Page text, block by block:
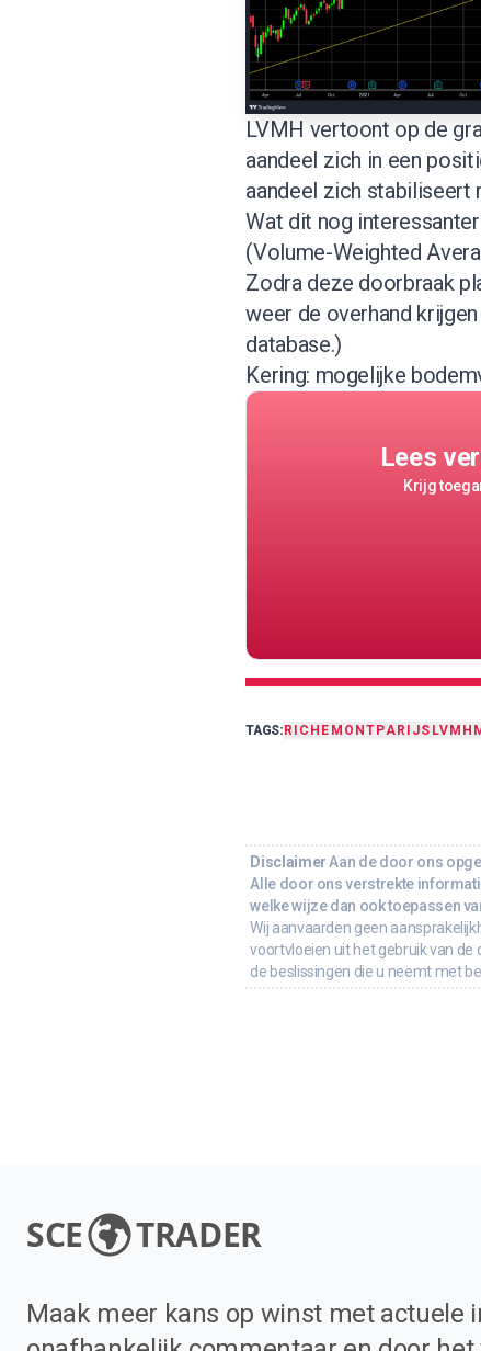
LVMH vertoont op de
aandeel zich in een
aandeel zich stabiliseert
Wat dit nog
(Volume-Weighted
Zodra deze doorbraak
weer de overhand
database.)
Kering: mogelijke
Lees
Krijg
TAGS: RICHEMONT PARIJS LVMH
DisclaimerAan de door ons
Alle door ons verstrekte
welke wijze dan ook toepassen
Wij aanvaarden geen
voortvloeien uit het gebruik van
de beslissingen die u neemt met
SCE TRADER
Maak meer kans op winst met actuele